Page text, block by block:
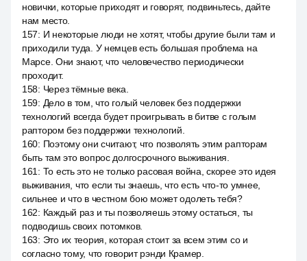
новички, которые приходят и говорят, подвиньтесь, дайте
нам место.
157: И некоторые люди не хотят, чтобы другие были там и
приходили туда. У немцев есть большая проблема на
Марсе. Они знают, что человечество периодически
проходит.
158: Через тёмные века.
159: Дело в том, что голый человек без поддержки
технологий всегда будет проигрывать в битве с голым
раптором без поддержки технологий.
160: Поэтому они считают, что позволять этим рапторам
быть там это вопрос долгосрочного выживания.
161 : То есть это не только расовая война, скорее это идея
выживания, что если ты знаешь, что есть что-то умнее,
сильнее и что в честном бою может одолеть тебя?
162: Каждый раз и ты позволяешь этому остаться, ты
подводишь своих потомков.
163: Это их теория, которая стоит за всем этим со и
согласно тому, что говорит рэнди Крамер.